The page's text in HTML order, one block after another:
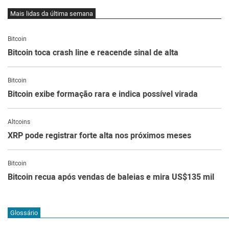
Mais lidas da última semana
Bitcoin
Bitcoin toca crash line e reacende sinal de alta
Bitcoin
Bitcoin exibe formação rara e indica possível virada
Altcoins
XRP pode registrar forte alta nos próximos meses
Bitcoin
Bitcoin recua após vendas de baleias e mira US$135 mil
Glossário